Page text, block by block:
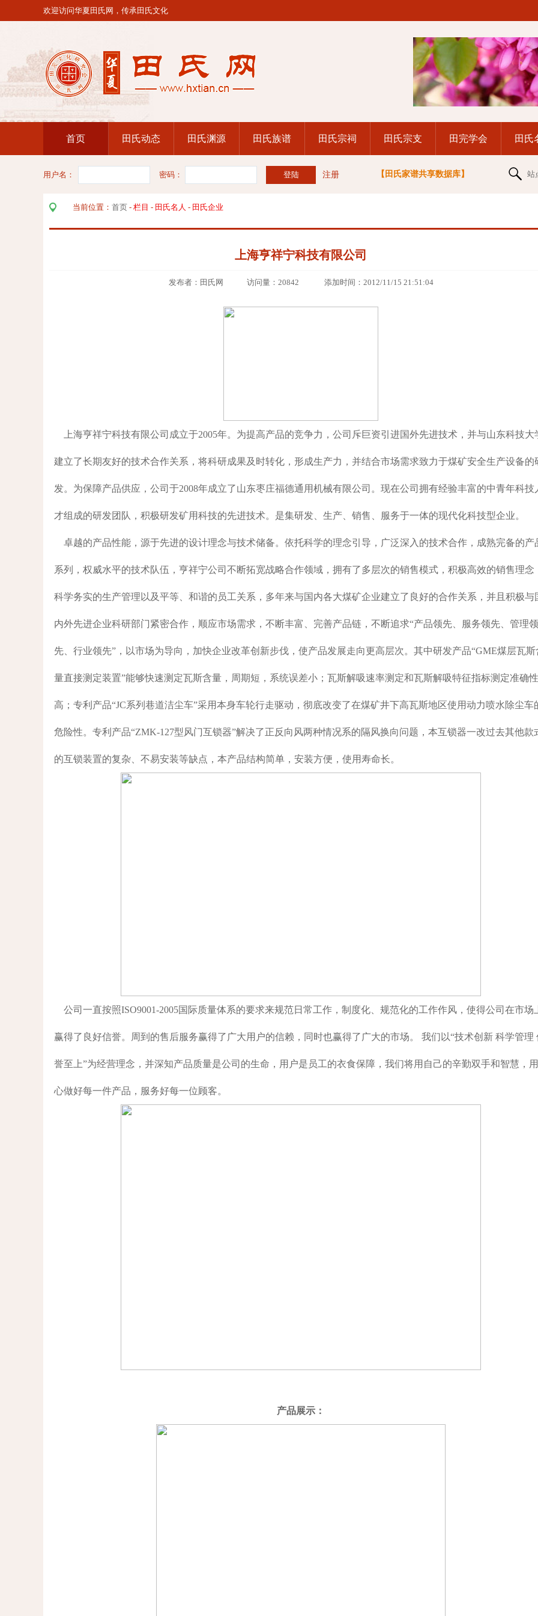
欢迎访问华夏田氏网，传承田氏文化
首页 田氏动态 田氏渊源 田氏族谱 田氏宗祠 田氏宗支 田完学会 田氏
用户名： 密码： 注册 【田氏家谱共享数据库】 站
当前位置： 首页 - 栏目 - 田氏名人 - 田氏企业
上海亨祥宁科技有限公司
发布者：田氏网 访问量：20842 添加时间：2012/11/15 21:51:04
上海亨祥宁科技有限公司成立于2005年。为提高产品的竞争力，公司斥巨资引进国外先进技术，并与山东科技大
建立了长期友好的技术合作关系，将科研成果及时转化，形成生产力，并结合市场需求致力于煤矿安全生产设备的
发。为保障产品供应，公司于2008年成立了山东枣庄福德通用机械有限公司。现在公司拥有经验丰富的中青年科技
才组成的研发团队，积极研发矿用科技的先进技术。是集研发、生产、销售、服务于一体的现代化科技型企业。
卓越的产品性能，源于先进的设计理念与技术储备。依托科学的理念引导，广泛深入的技术合作，成熟完备的产
系列，权威水平的技术队伍，亨祥宁公司不断拓宽战略合作领域，拥有了多层次的销售模式，积极高效的销售理念
科学务实的生产管理以及平等、和谐的员工关系，多年来与国内各大煤矿企业建立了良好的合作关系，并且积极与
内外先进企业科研部门紧密合作，顺应市场需求，不断丰富、完善产品链，不断追求“产品领先、服务领先、管理领
先、行业领先”，以市场为导向，加快企业改革创新步伐，使产品发展走向更高层次。其中研发产品“GME煤层瓦斯
量直接测定装置”能够快速测定瓦斯含量，周期短，系统误差小；瓦斯解吸速率测定和瓦斯解吸特征指标测定准确性
高；专利产品“JC系列巷道洁尘车”采用本身车轮行走驱动，彻底改变了在煤矿井下高瓦斯地区使用动力喷水除尘车
危险性。专利产品“ZMK-127型风门互锁器”解决了正反向风两种情况系的隔风换向问题，本互锁器一改过去其他款
的互锁装置的复杂、不易安装等缺点，本产品结构简单，安装方便，使用寿命长。
公司一直按照ISO9001-2005国际质量体系的要求来规范日常工作，制度化、规范化的工作作风，使得公司在市场
赢得了良好信誉。周到的售后服务赢得了广大用户的信赖，同时也赢得了广大的市场。 我们以“技术创新 科学管理
誉至上”为经营理念，并深知产品质量是公司的生命，用户是员工的衣食保障，我们将用自己的辛勤双手和智慧，用
心做好每一件产品，服务好每一位顾客。
产品展示：